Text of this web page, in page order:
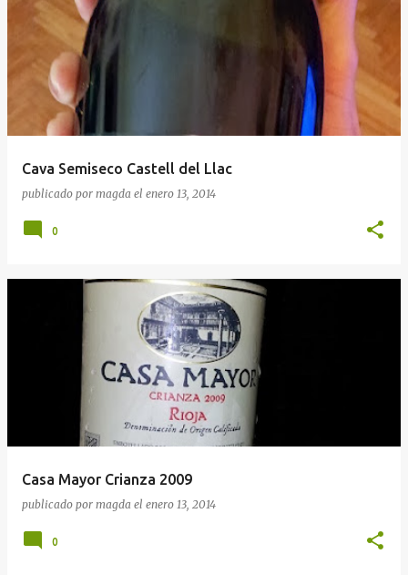
Cava Semiseco Castell del Llac
publicado por magda el enero 13, 2014
0
Casa Mayor Crianza 2009
publicado por magda el enero 13, 2014
0